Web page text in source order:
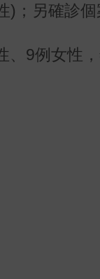
；另確診個
9例女性